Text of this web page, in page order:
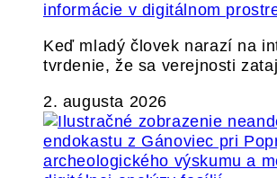
informácie v digitálnom
Keď mladý človek narazí na
tvrdenie, že sa verejnosti
2. augusta 2026